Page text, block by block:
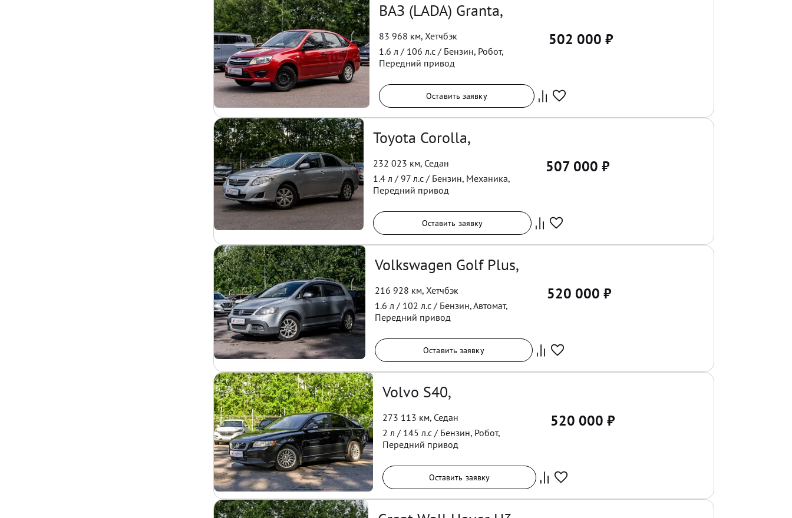
ВАЗ (LADA) Granta,
83 968 км, Хетчбэк
1.6 л / 106 л.с / Бензин, Робот,
Передний привод
502 000 ₽
Оставить заявку
Toyota Corolla,
232 023 км, Седан
1.4л / 97л.с / Бензин, Механика,
Передний привод
507 000 ₽
Оставить заявку
Volkswagen Golf Plus,
216 928 км,Хетчбэк
1.6 л / 102 л.с / Бензин,Автомат,
Передний привод
520 000 ₽
Оставить заявку
Volvo S40,
273 113 км, Седан
2 л / 145 л.с / Бензин, Робот,
Передний привод
520 000 ₽
Оставить заявку